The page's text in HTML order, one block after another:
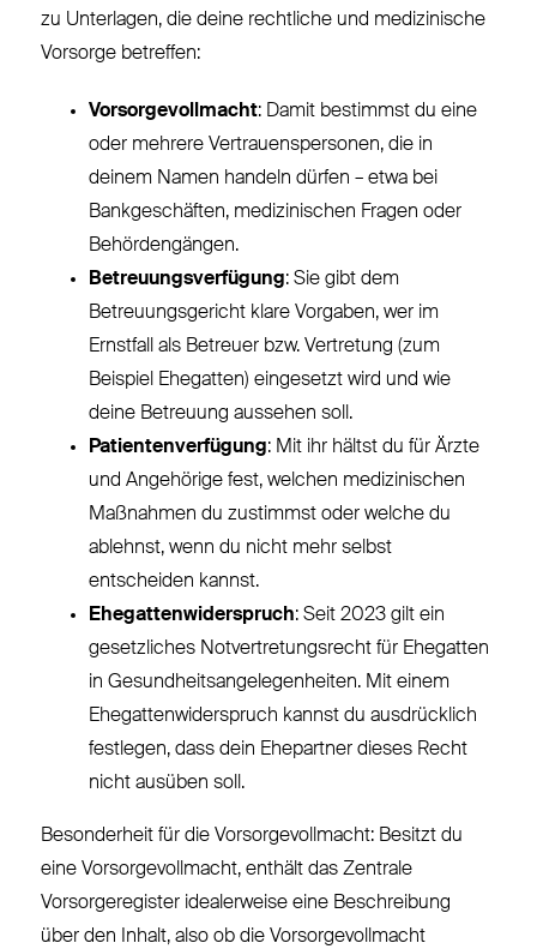
zu Unterlagen, die deine rechtliche und medizinische
Vorsorge betreffen:
Vorsorgevollmacht: Damit bestimmst du eine
oder mehrere Vertrauenspersonen, die in
deinem Namen handeln dürfen – etwa bei
Bankgeschäften, medizinischen Fragen oder
Behördengängen.
Betreuungsverfügung: Sie gibt dem
Betreuungsgericht klare Vorgaben, wer im
Ernstfall als Betreuer bzw. Vertretung (zum
Beispiel Ehegatten) eingesetzt wird und wie
deine Betreuung aussehen soll.
Patientenverfügung: Mit ihr hältst du für Ärzte
und Angehörige fest, welchen medizinischen
Maßnahmen du zustimmst oder welche du
ablehnst, wenn du nicht mehr selbst
entscheiden kannst.
Ehegattenwiderspruch: Seit 2023 gilt ein
gesetzliches Notvertretungsrecht für Ehegatten
in Gesundheitsangelegenheiten. Mit einem
Ehegattenwiderspruch kannst du ausdrücklich
festlegen, dass dein Ehepartner dieses Recht
nicht ausüben soll.
Besonderheit für die Vorsorgevollmacht: Besitzt du
eine Vorsorgevollmacht, enthält das Zentrale
Vorsorgeregister idealerweise eine Beschreibung
über den Inhalt, also ob die Vorsorgevollmacht